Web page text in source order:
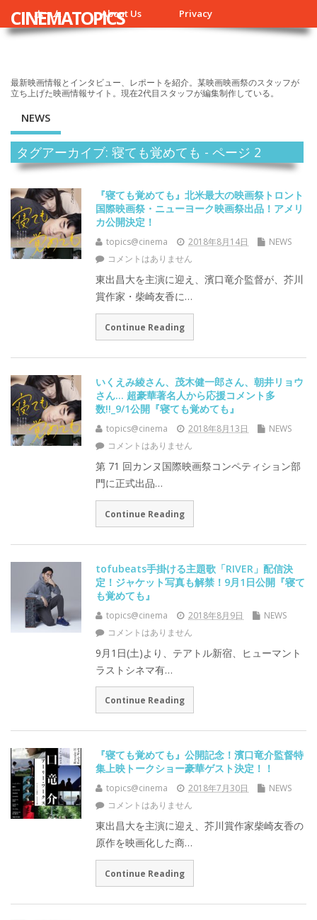
ホーム About Us Privacy
CINEMATOPICS
最新映画情報とインタビュー、レポートを紹介。某映画映画祭のスタッフが
立ち上げた映画情報サイト。現在2代目スタッフが編集制作している。
NEWS
タグアーカイブ: 寝ても覚めても - ページ 2
『寝ても覚めても』北米最大の映画祭トロント
国際映画祭・ニューヨーク映画祭出品！アメリ
カ公開決定！
topics@cinema 2018年8月14日
NEWS
コメントはありません
東出昌大を主演に迎え、濱口竜介監督が、芥川
賞作家・柴崎友香に…
Continue Reading
いくえみ綾さん、茂木健一郎さん、朝井リョウ
さん… 超豪華著名人から応援コメント多
数!!_9/1公開『寝ても覚めても』
topics@cinema 2018年8月13日
NEWS
コメントはありません
第 71 回カンヌ国際映画祭コンペティション部
門に正式出品…
Continue Reading
tofubeats手掛ける主題歌「RIVER」配信決
定！ジャケット写真も解禁！9月1日公開『寝て
も覚めても』
topics@cinema 2018年8月9日
NEWS
コメントはありません
9月1日(土)より、テアトル新宿、ヒューマント
ラストシネマ有…
Continue Reading
『寝ても覚めても』公開記念！濱口竜介監督特
集上映トークショー豪華ゲスト決定！！
topics@cinema 2018年7月30日
NEWS
コメントはありません
東出昌大を主演に迎え、芥川賞作家柴崎友香の
原作を映画化した商…
Continue Reading